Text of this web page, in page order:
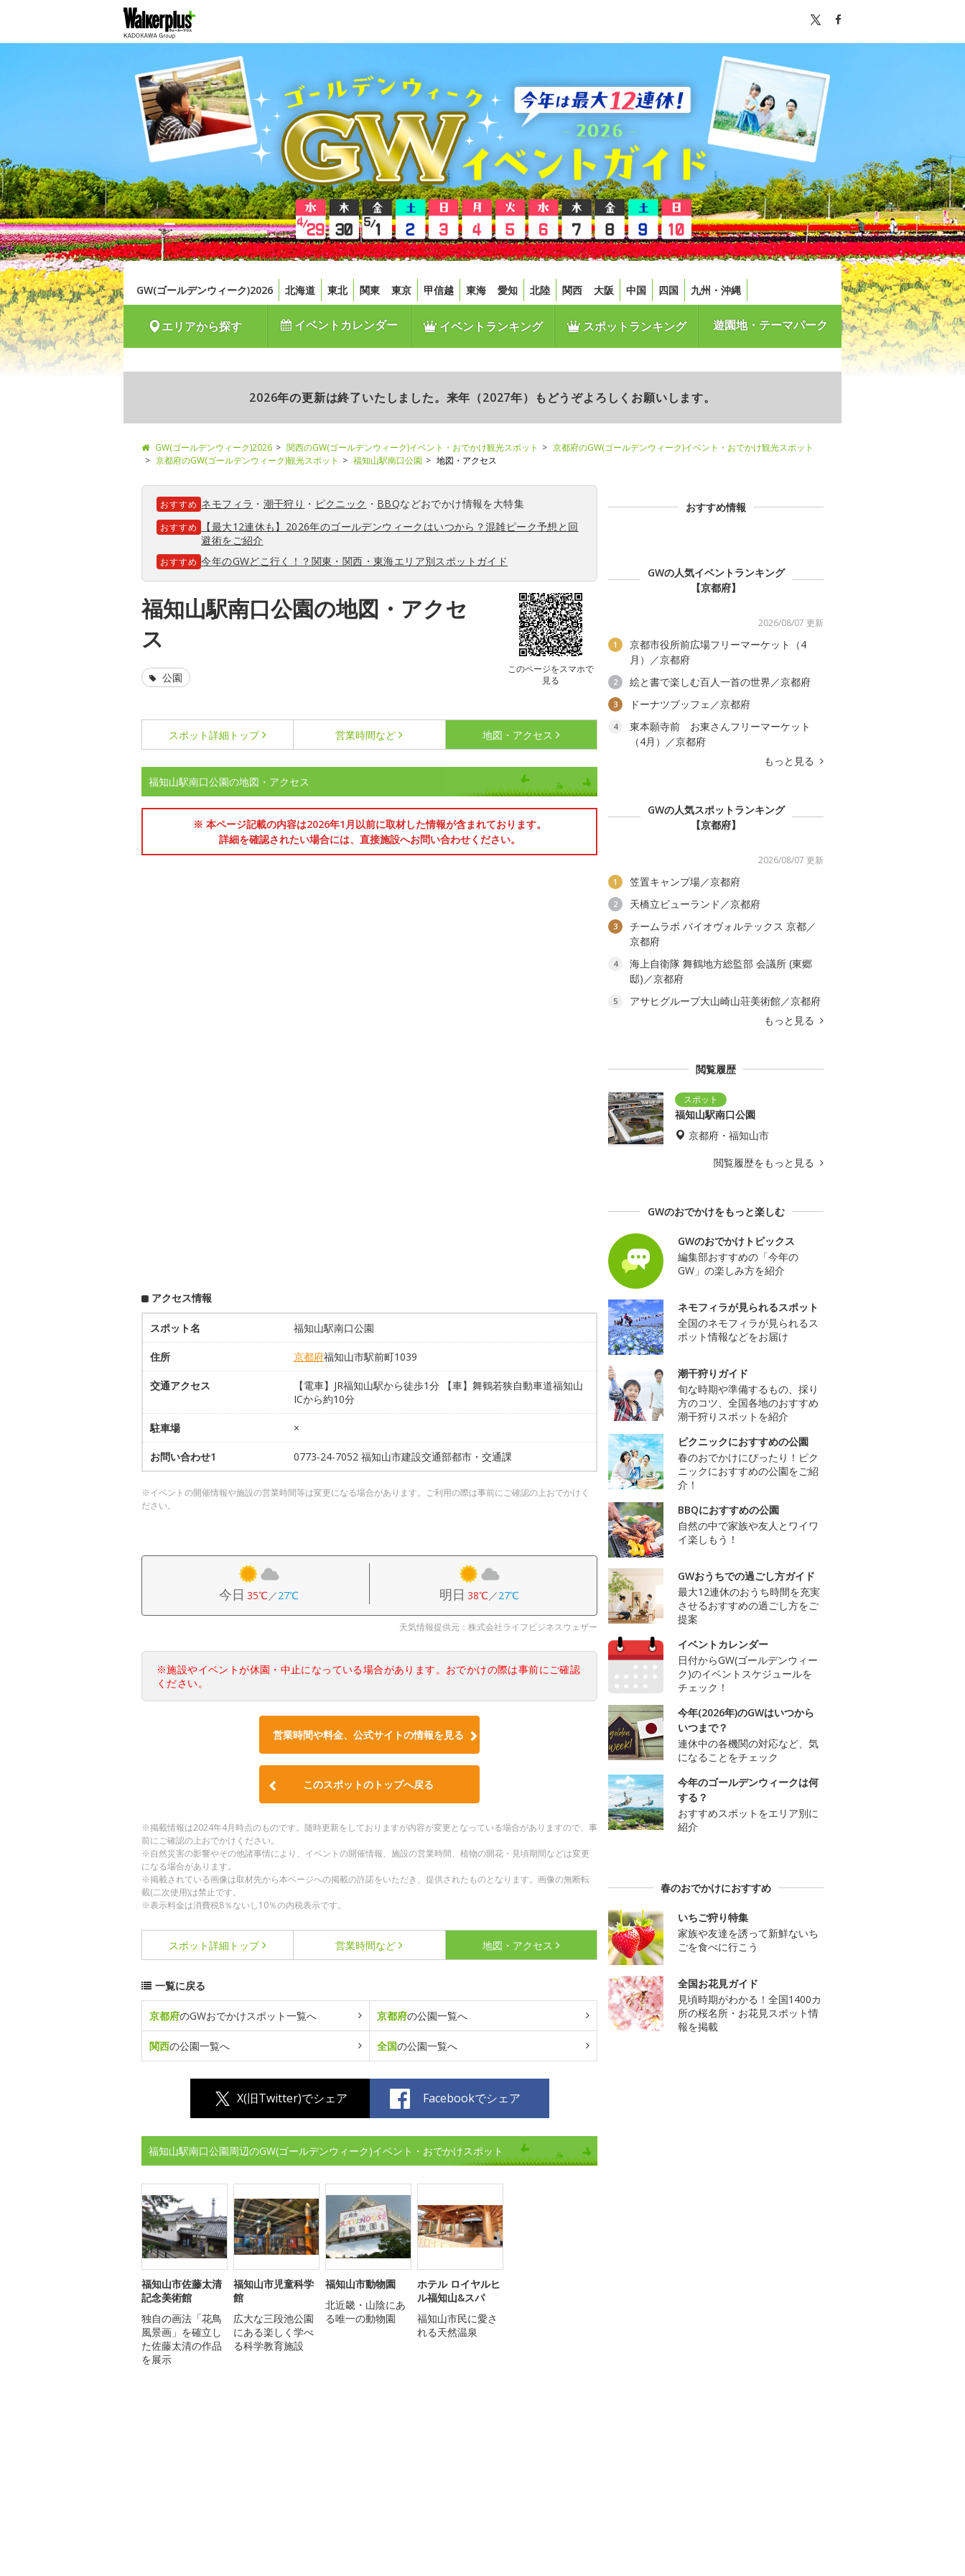
GW(ゴールデンウィーク)2026 北海道 東北 関東 東京 甲信越 東海 愛知 北陸 関西 大阪 中国 四国 九州・沖縄
エリアから探す イベントカレンダー イベントランキング スポットランキング 遊園地・テーマパーク
2026年の更新は終了いたしました。来年（2027年）もどうぞよろしくお願いします。
GW(ゴールデンウィーク)2026 関西のGW(ゴールデンウィーク)イベント・おでかけ観光スポット
京都府のGW(ゴールデンウィーク)イベント・おでかけ観光スポット
京都府のGW(ゴールデンウィーク)観光スポット
福知山駅南口公園 地図・アクセス
おすすめ ネモフィラ ・ 潮干狩り ・ ピクニック ・ BBQなどおでかけ情報を大特集
おすすめ
【最大12連休も】2026年のゴールデンウィークはいつから？混雑ピーク予想と回
避術をご紹介
おすすめ 今年のGWどこ行く！？関東・関西・東海エリア別スポットガイド
福知山駅南口公園の地図・アクセ
ス
このページをスマホで
見る
公園
スポット詳細 トップ 営業時間など 地図・アクセス
福知山駅南口公園の地図・アクセス
※ 本ページ記載の内容は2026年1月以前に取材した情報が含まれております。
詳細を確認されたい場合には、直接施設へお問い合わせください。
アクセス情報
スポット名 福知山駅南口公園
住所 京都府福知山市駅前町1039
交通アクセス
【電車】JR福知山駅から徒歩1分 【車】舞鶴若狭自動車道福知山
ICから約10分
駐車場 ×
お問い合わせ1 0773-24-7052 福知山市建設交通部都市・交通課
※イベントの開催情報や施設の営業時間等は変更になる場合があります。ご利用の際は事前にご確認の上おでかけく
ださい。
今日 35℃／27℃ 明日 38℃／27℃
天気情報提供元：株式会社ライフビジネスウェザー
※施設やイベントが休園・中止になっている場合があります。おでかけの際は事前にご確認
ください。
営業時間や料金、公式サイトの情報を見る
このスポットのトップへ戻る
※掲載情報は2024年4月時点のものです。随時更新をしておりますが内容が変更となっている場合がありますので、事
前にご確認の上おでかけください。
※自然災害の影響やその他諸事情により、イベントの開催情報、施設の営業時間、植物の開花・見頃期間などは変更
になる場合があります。
※掲載されている画像は取材先から本ページへの掲載の許諾をいただき、提供されたものとなります。画像の無断転
載(二次使用)は禁止です。
※表示料金は消費税8％ないし10％の内税表示です。
スポット詳細 トップ 営業時間など 地図・アクセス
一覧に戻る
京都府のGWおでかけスポット一覧へ 京都府の公園一覧へ
関西の公園一覧へ 全国の公園一覧へ
X(旧Twitter)でシェア Facebookでシェア
福知山駅南口公園周辺のGW(ゴールデンウィーク)イベント・おでかけスポット
福知山市佐藤太清
記念美術館
独自の画法「花鳥
風景画」を確立し
た佐藤太清の作品
を展示
福知山市児童科学
館
広大な三段池公園
にある楽しく学べ
る科学教育施設
福知山市動物園
北近畿・山陰にあ
る唯一の動物園
ホテル ロイヤルヒ
ル福知山&スパ
福知山市民に愛さ
れる天然温泉
おすすめ情報
GWの人気イベントランキング
【京都府】
2026/08/07 更新
1
京都市役所前広場フリーマーケット（4
月）／京都府
2 絵と書で楽しむ百人一首の世界／京都府
3 ドーナツブッフェ／京都府
4
東本願寺前 お東さんフリーマーケット
（4月）／京都府
もっと見る
GWの人気スポットランキング
【京都府】
2026/08/07 更新
1 笠置キャンプ場／京都府
2 天橋立ビューランド／京都府
3
チームラボ バイオヴォルテックス 京都／
京都府
4
海上自衛隊 舞鶴地方総監部 会議所 (東郷
邸)／京都府
5
アサヒグループ大山崎山荘美術館／京都府
もっと見る
閲覧履歴
福知山駅南口公園
京都府・福知山市
閲覧履歴をもっと見る
GWのおでかけをもっと楽しむ
GWのおでかけトピックス
編集部おすすめの「今年の
GW」の楽しみ方を紹介
ネモフィラが見られるスポット
全国のネモフィラが見られるス
ポット情報などをお届け
潮干狩りガイド
旬な時期や準備するもの、採り
方のコツ、全国各地のおすすめ
潮干狩りスポットを紹介
ピクニックにおすすめの公園
春のおでかけにぴったり！ピク
ニックにおすすめの公園をご紹
介！
BBQにおすすめの公園
自然の中で家族や友人とワイワ
イ楽しもう！
GWおうちでの過ごし方ガイド
最大12連休のおうち時間を充実
させるおすすめの過ごし方をご
提案
イベントカレンダー
日付からGW(ゴールデンウィー
ク)のイベントスケジュールを
チェック！
今年(2026年)のGWはいつから
いつまで？
連休中の各機関の対応など、気
になることをチェック
今年のゴールデンウィークは何
する？
おすすめスポットをエリア別に
紹介
春のおでかけにおすすめ
いちご狩り特集
家族や友達を誘って新鮮ないち
ごを食べに行こう
全国お花見ガイド
見頃時期がわかる！全国1400カ
所の桜名所・お花見スポット情
報を掲載